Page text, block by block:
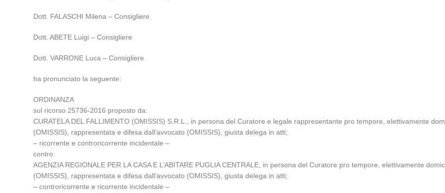
Dott. FALASCHI Milena – Consigliere
Dott. ABETE Luigi – Consigliere
Dott. VARRONE Luca – Consigliere
ha pronunciato la seguente:
ORDINANZA
sul ricorso 25736-2016 proposto da:
CURATELA DEL FALLIMENTO (OMISSIS) S.R.L., in persona del Curatore e legale rappresentante pro tempore, elettivamente
(OMISSIS), rappresentata e difesa dall’avvocato (OMISSIS), giusta delega in atti;
– ricorrente e controricorrente incidentale –
contro
AGENZIA REGIONALE PER LA CASA E L’ABITARE PUGLIA CENTRALE, in persona del Curatore pro tempore, elettivamente
(OMISSIS), rappresentata e difesa dall’avvocato (OMISSIS), giusta delega in atti;
– controricorrente e ricorrente incidentale –